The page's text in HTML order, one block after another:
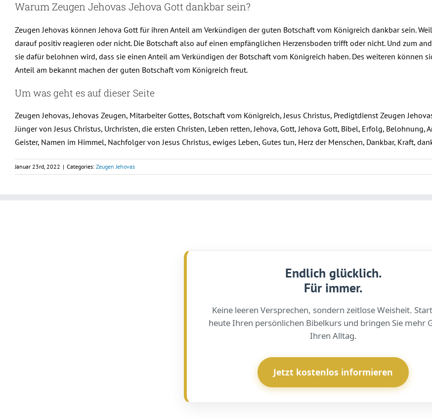
Warum Zeugen Jehovas Jehova Gott dankbar sein?
Zeugen Jehovas können Jehova Gott für ihren Anteil am Verkündigen der guten Botschaft vom Königreich dankbar sein.
darauf positiv reagieren oder nicht. Die Botschaft also auf einen empfänglichen Herzensboden trifft oder nicht. Und zum
sie dafür belohnen wird, dass sie einen Anteil am Verkündigen der Botschaft vom Königreich haben. Des weiteren können
Anteil am bekannt machen der guten Botschaft vom Königreich freut.
Um was geht es auf dieser Seite
Zeugen Jehovas, Jehovas Zeugen, Mitarbeiter Gottes, Botschaft vom Königreich, Jesus Christus, Predigtdienst Zeugen
Jünger von Jesus Christus, Urchristen, die ersten Christen, Leben retten, Jehova, Gott, Jehova Gott, Bibel, Erfolg,
Geister, Namen im Himmel, Nachfolger von Jesus Christus, ewiges Leben, Gutes tun, Herz der Menschen, Dankbar, Kraft,
Januar 23rd, 2022 | Categories: Zeugen Jehovas
Endlich glücklich.
Für immer.
Keine leeren Versprechen, sondern zeitlose Weisheit.
heute Ihren persönlichen Bibelkurs und bringen Sie mehr
Ihren Alltag.
Jetzt kostenlos informieren